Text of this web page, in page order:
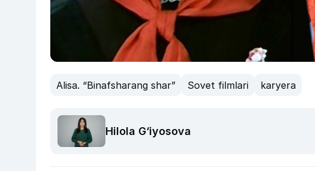
Alisa. “Binafsharang shar” Sovet filmlari karyera
Hilola G‘iyosova